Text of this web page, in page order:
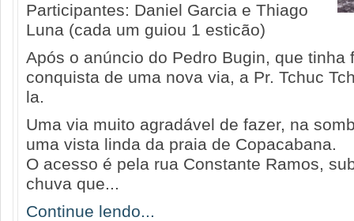
Participantes: Daniel Garcia e Thiago
Luna (cada um guiou 1 esticão)
Após o anúncio do Pedro Bugin, que tinha
conquista de uma nova via, a Pr. Tchuc
la.
Uma via muito agradável de fazer, na
uma vista linda da praia de Copacabana.
O acesso é pela rua Constante Ramos,
chuva que...
Continue lendo...